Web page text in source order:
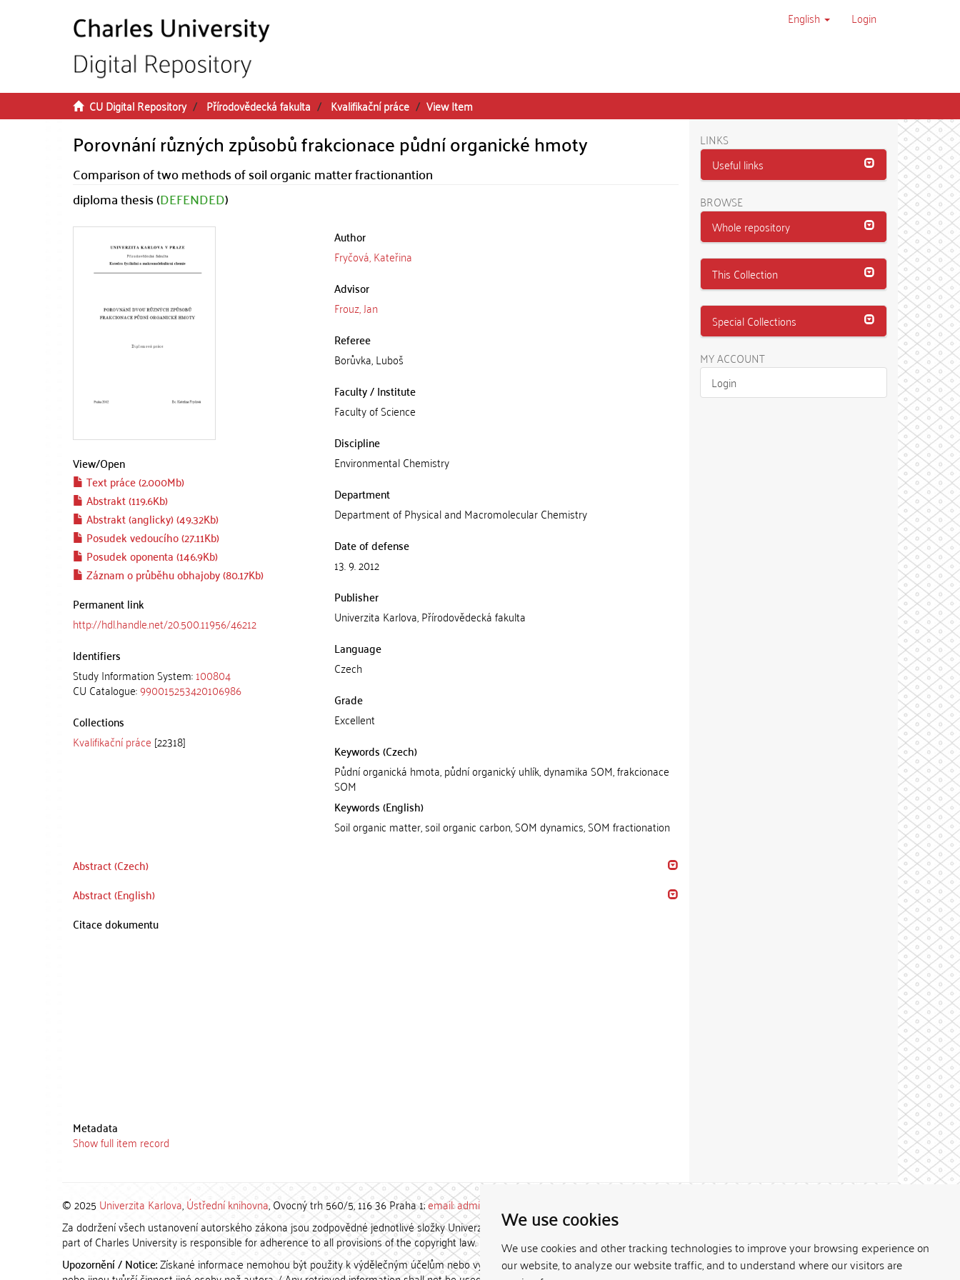
We use cookies
We use cookies and other tracking technologies to improve your browsing experience on
our website, to analyze our website traffic, and to understand where our visitors are
English Login
CU Digital Repository Přírodovědecká fakulta Kvalifikační práce View Item
Porovnání různých způsobů frakcionace půdní organické hmoty
Comparison of two methods of soil organic matter fractionantion
diploma thesis (DEFENDED)
View/Open
Text práce (2.000Mb)
Abstrakt (119.6Kb)
Abstrakt (anglicky) (49.32Kb)
Posudek vedoucího (27.11Kb)
Posudek oponenta (146.9Kb)
Záznam o průběhu obhajoby (80.17Kb)
Permanent link
http://hdl.handle.net/20.500.11956/46212
Identifiers
Study Information System:100804
CU Catalogue:990015253420106986
Collections
Kvalifikační práce [22318]
Author
Fryčová, Kateřina
Advisor
Frouz, Jan
Referee
Borůvka, Luboš
Faculty / Institute
Faculty of Science
Discipline
Environmental Chemistry
Department
Department of Physical and Macromolecular Chemistry
Date of defense
13. 9. 2012
Publisher
Univerzita Karlova, Přírodovědecká fakulta
Language
Czech
Grade
Excellent
Keywords (Czech)
Půdní organická hmota, půdní organický uhlík, dynamika SOM, frakcionace
SOM
Keywords (English)
Soil organic matter, soil organic carbon, SOM dynamics, SOM fractionation
Abstract (Czech)
Abstract (English)
Citace dokumentu
Metadata
Show full item record
LINKS
Useful links
BROWSE
Whole repository
This Collection
Special Collections
MY ACCOUNT
Login
© 2025 Univerzita Karlova,Ústřední knihovna, Ovocný trh 560/5, 116 36 Praha 1;email: admin-repozitar [at] cuni.cz
Za dodržení všech ustanovení autorského zákona jsou zodpovědné jednotlivé složky Univerzity Karlovy. / Each constituent
part of Charles University is responsible for adherence to all provisions of the copyright law.
Upozornění / Notice:Získané informace nemohou být použity k výdělečným účelům nebo vydávány za studijní, vědeckou